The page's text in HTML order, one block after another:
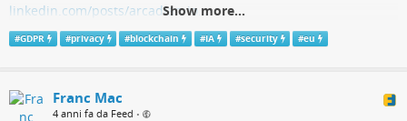
linkedin.com/posts/arcadian-io…
L'articoloConcluso il primo meeting in presenza del consorzio
Show more...
#GDPR #privacy #blockchain #IA #security #eu
Franc Mac
4 anni fa da Feed •